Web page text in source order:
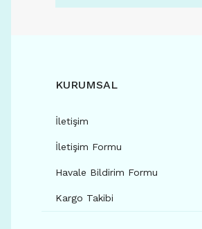
KURUMSAL
İletişim
İletişim Formu
Havale Bildirim Formu
Kargo Takibi